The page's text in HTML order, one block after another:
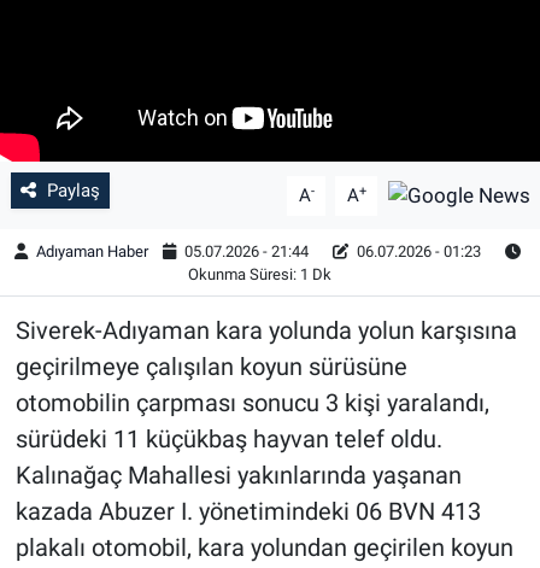
Paylaş A- A+
Adıyaman Haber 05.07.2026 - 21:44
06.07.2026 - 01:23
Okunma Süresi: 1 Dk
Siverek-Adıyaman kara yolunda yolun karşısına
geçirilmeye çalışılan koyun sürüsüne
otomobilin çarpması sonucu 3 kişi yaralandı,
sürüdeki 11 küçükbaş hayvan telef oldu.
Kalınağaç Mahallesi yakınlarında yaşanan
kazada Abuzer I. yönetimindeki 06 BVN 413
plakalı otomobil, kara yolundan geçirilen koyun
Ekonomi
Yaşam
Çevre
BİLİM VE TEKNOLOJİ
Şambayat Haber